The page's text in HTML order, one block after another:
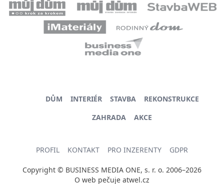
DŮM INTERIÉR STAVBA
REKONSTRUKCE
ZAHRADA
AKCE
PROFIL KONTAKT PRO INZERENTY GDPR
Copyright © BUSINESS MEDIA ONE, s. r. o. 2006–2026